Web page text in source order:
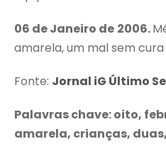
06 de Janeiro de 2006.
amarela, um mal sem
Fonte: Jornal iG Último
Palavras chave: oito,
amarela, crianças,